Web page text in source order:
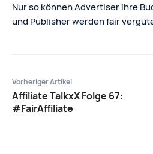
Nur so können Advertiser ihre
und Publisher werden fair
Vorheriger Artikel
Affiliate TalkxX Folge 67:
#FairAffiliate